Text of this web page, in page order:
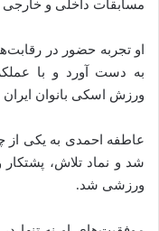
مسابقات داخلی و
او تجربه حضور در
به دست آورد و با
ورزش اسکی بانوان ایران
عاطفه احمدی به یکی از
شد و نماد تلاش،
ورزشی شد.